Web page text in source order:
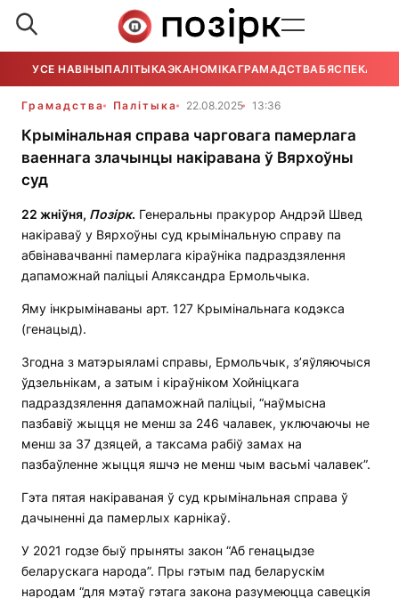
УСЕ НАВІНЫПАЛІТЫКАЭКАНОМІКАГРАМАДСТВАБЯСПЕКА
Грамадства Палітыка 22.08.2025 13:36
Крымінальная справа чарговага памерлага
ваеннага злачынцы накіравана ў Вярхоўны
суд
22 жніўня, Позірк. Генеральны пракурор Андрэй Швед
накіраваў у Вярхоўны суд крымінальную справу па
абвінавачванні памерлага кіраўніка падраздзялення
дапаможнай паліцыі Аляксандра Ермольчыка.
Яму інкрымінаваны арт. 127 Крымінальнага кодэкса
(генацыд).
Згодна з матэрыяламі справы, Ермольчык, з’яўляючыся
ўдзельнікам, а затым і кіраўніком Хойніцкага
падраздзялення дапаможнай паліцыі, “наўмысна
пазбавіў жыцця не менш за 246 чалавек, уключаючы не
менш за 37 дзяцей, а таксама рабіў замах на
пазбаўленне жыцця яшчэ не менш чым васьмі чалавек”.
Гэта пятая накіраваная ў суд крымінальная справа ў
дачыненні да памерлых карнікаў.
У 2021 годзе быў прыняты закон “Аб генацыдзе
беларускага народа”. Пры гэтым пад беларускім
народам “для мэтаў гэтага закона разумеюцца савецкія